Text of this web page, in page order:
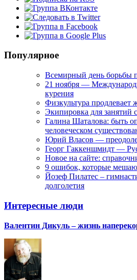
Популярное
Всемирный день борьбы
21 ноября —
курения
Физкультура продлевает
Экипировка для занятий
Галина Шаталова: быть
человеческом
Юрий Власов —
Георг Гаккеншмидт —
Новое на сайте:
9 ошибок, которые
Йозеф Пилатес –
долголетия
Интересные люди
Валентин Дикуль – жизнь